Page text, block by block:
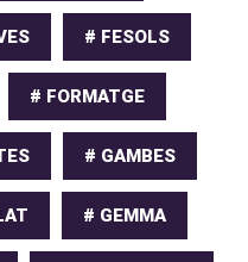
# FESOLS
# FORMATGE
# GAMBES
# GEMMA